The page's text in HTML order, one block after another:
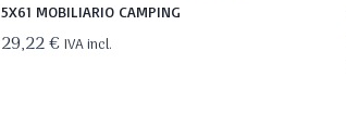
5X61 MOBILIARIO CAMPING
29,22€IVA incl.